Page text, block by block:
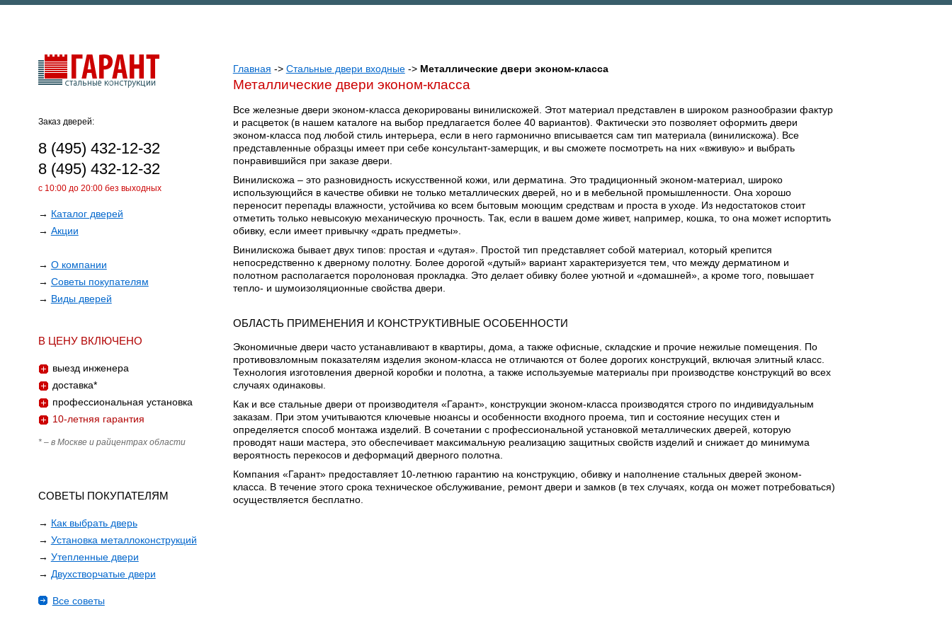
Заказ дверей:
8 (495) 432-12-32
8 (495) 432-12-32
с 10:00 до 20:00 без выходных
→ Каталог дверей
→ Акции
→ О компании
→ Советы покупателям
→ Виды дверей
В ЦЕНУ ВКЛЮЧЕНО
выезд инженера
доставка*
профессиональная установка
10-летняя гарантия
* – в Москве и райцентрах области
СОВЕТЫ ПОКУПАТЕЛЯМ
→ Как выбрать дверь
→ Установка металлоконструкций
→ Утепленные двери
→ Двухстворчатые двери
Все советы
Главная -> Стальные двери входные-> Металлические двери эконом-класса
Металлические двери эконом-класса
Все железные двери эконом-класса декорированы винилискожей. Этот материал представлен в широком разнообразии фактур
и расцветок (в нашем каталоге на выбор предлагается более 40 вариантов). Фактически это позволяет оформить двери
эконом-класса под любой стиль интерьера, если в него гармонично вписывается сам тип материала (винилискожа). Все
представленные образцы имеет при себе консультант-замерщик, и вы сможете посмотреть на них «вживую» и выбрать
понравившийся при заказе двери.
Винилискожа – это разновидность искусственной кожи, или дерматина. Это традиционный эконом-материал, широко
использующийся в качестве обивки не только металлических дверей, но и в мебельной промышленности. Она хорошо
переносит перепады влажности, устойчива ко всем бытовым моющим средствам и проста в уходе. Из недостатоков стоит
отметить только невысокую механическую прочность. Так, если в вашем доме живет, например, кошка, то она может испортить
обивку, если имеет привычку «драть предметы».
Винилискожа бывает двух типов: простая и «дутая». Простой тип представляет собой материал, который крепится
непосредственно к дверному полотну. Более дорогой «дутый» вариант характеризуется тем, что между дерматином и
полотном располагается поролоновая прокладка. Это делает обивку более уютной и «домашней», а кроме того, повышает
тепло- и шумоизоляционные свойства двери.
ОБЛАСТЬ ПРИМЕНЕНИЯ И КОНСТРУКТИВНЫЕ ОСОБЕННОСТИ
Экономичные двери часто устанавливают в квартиры, дома, а также офисные, складские и прочие нежилые помещения. По
противовзломным показателям изделия эконом-класса не отличаются от более дорогих конструкций, включая элитный класс.
Технология изготовления дверной коробки и полотна, а также используемые материалы при производстве конструкций во всех
случаях одинаковы.
Как и все стальные двери от производителя «Гарант», конструкции эконом-класса производятся строго по индивидуальным
заказам. При этом учитываются ключевые нюансы и особенности входного проема, тип и состояние несущих стен и
определяется способ монтажа изделий. В сочетании с профессиональной установкой металлических дверей, которую
проводят наши мастера, это обеспечивает максимальную реализацию защитных свойств изделий и снижает до минимума
вероятность перекосов и деформаций дверного полотна.
Компания «Гарант» предоставляет 10-летнюю гарантию на конструкцию, обивку и наполнение стальных дверей эконом-
класса. В течение этого срока техническое обслуживание, ремонт двери и замков (в тех случаях, когда он может потребоваться)
осуществляется бесплатно.